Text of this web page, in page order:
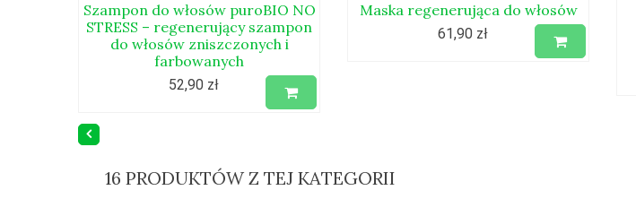
Szampon do włosów puroBIO NO
STRESS – regenerujący szampon
do włosów zniszczonych i
farbowanych
52,90 zł
Maska regenerująca do włosów
61,90 zł
16 PRODUKTÓW Z TEJ KATEGORII